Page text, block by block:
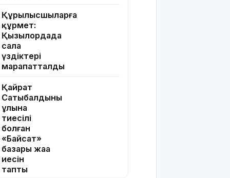
Құрылысшыларға
құрмет:
Қызылордада
сала
үздіктері
марапатталды
Қайрат
Сатыбалдының
ұлына
тиесілі
болған
«Байсат»
базары жаңа
иесін
тапты